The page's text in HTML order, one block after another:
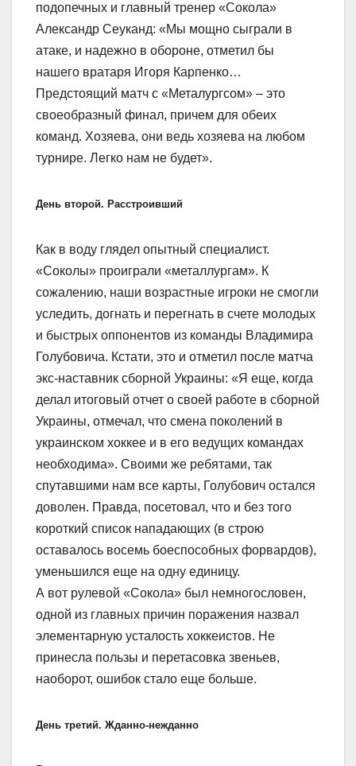
подопечных и главный тренер «Сокола»
Александр Сеуканд: «Мы мощно сыграли в
атаке, и надежно в обороне, отметил бы
нашего вратаря Игоря Карпенко…
Предстоящий матч с «Металургсом» – это
своеобразный финал, причем для обеих
команд. Хозяева, они ведь хозяева на любом
турнире. Легко нам не будет».
День второй. Расстроивший
Как в воду глядел опытный специалист.
«Соколы» проиграли «металлургам». К
сожалению, наши возрастные игроки не смогли
уследить, догнать и перегнать в счете молодых
и быстрых оппонентов из команды Владимира
Голубовича. Кстати, это и отметил после матча
экс-наставник сборной Украины: «Я еще, когда
делал итоговый отчет о своей работе в сборной
Украины, отмечал, что смена поколений в
украинском хоккее и в его ведущих командах
необходима». Своими же ребятами, так
спутавшими нам все карты, Голубович остался
доволен. Правда, посетовал, что и без того
короткий список нападающих (в строю
оставалось восемь боеспособных форвардов),
уменьшился еще на одну единицу.
А вот рулевой «Сокола» был немногословен,
одной из главных причин поражения назвал
элементарную усталость хоккеистов. Не
принесла пользы и перетасовка звеньев,
наоборот, ошибок стало еще больше.
День третий. Жданно-нежданно